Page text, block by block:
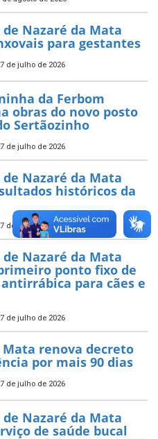
Nazaré da Mata
para gestantes
de julho de 2026
da Ferbom
obras do novo posto
Sertãozinho
de julho de 2026
Nazaré da Mata
históricos da
de julho de 2026
Nazaré da Mata
ponto fixo de
para cães e
de julho de 2026
Mata renova decreto
por mais 90 dias
de julho de 2026
Nazaré da Mata
de saúde bucal